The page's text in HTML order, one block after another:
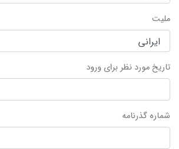
ملیت
تاریخ مورد نظر برای ورود
شماره گذرنامه